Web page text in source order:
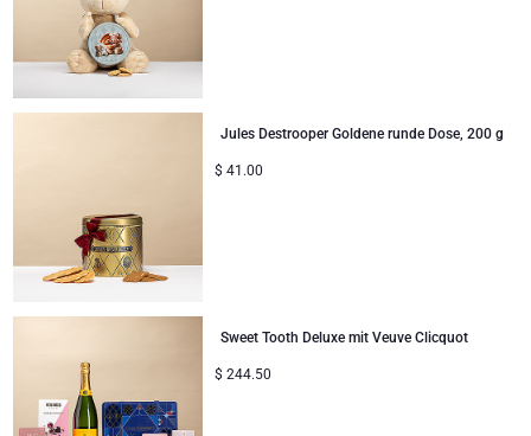
Geschenke ideal zum Teilen
Weihnachtsgeschenke
Jules Destrooper Goldene runde Dose, 200 g
$ 41.00
Sweet Tooth Deluxe mit Veuve Clicquot
$ 244.50